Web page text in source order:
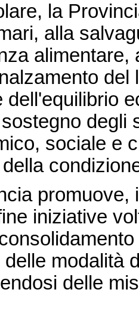
la
alla
del
dell'equilibrio
degli
sociale e
promuove,
iniziative
modalità
delle